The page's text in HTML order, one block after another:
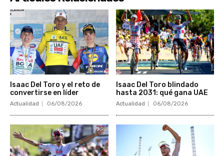
Isaac Del Toro y el reto de
convertirse en líder
Actualidad 06/08/2026
Isaac Del Toro blindado
hasta 2031: qué gana UAE
Actualidad 06/08/2026